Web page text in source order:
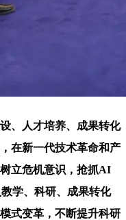
人才培养、成果转化
在新一代技术革命和产
立危机意识，抢抓AI
学、科研、成果转化
式变革，不断提升科研